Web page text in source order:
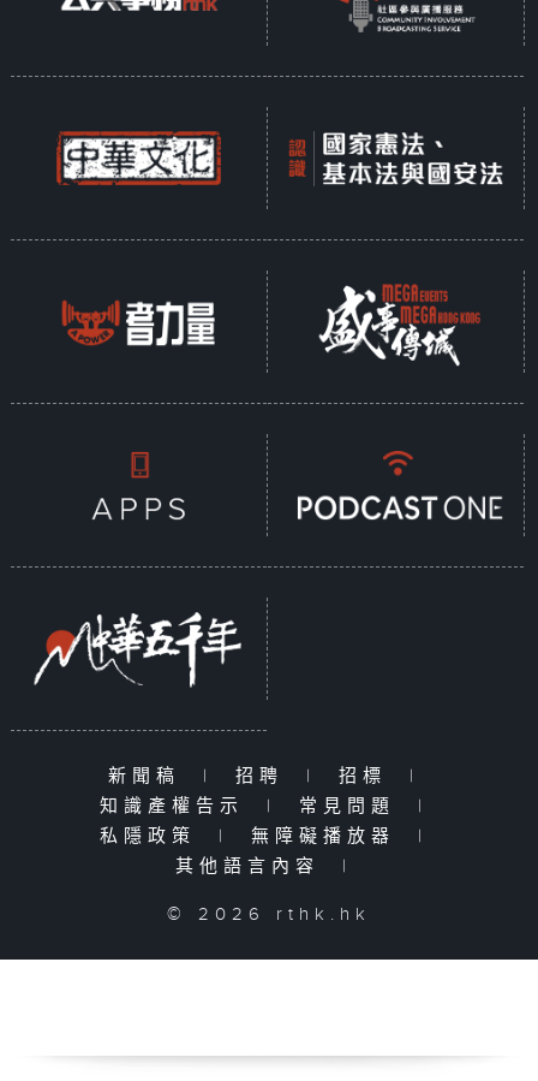
新聞稿 | 招聘 | 招標
|
知識產權告示
| 常見問題
|
私隱政策
| 無障礙播放器
|
其他語言內容
|
© 2026 rthk.hk